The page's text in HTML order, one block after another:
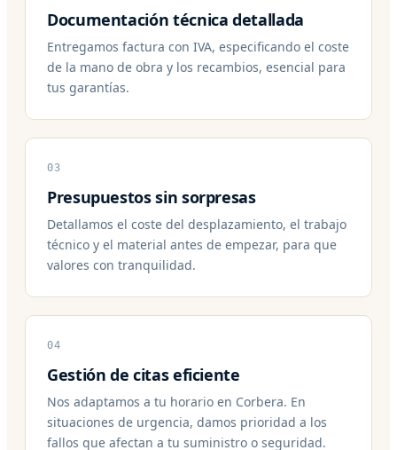
Documentación técnica detallada
Entregamos factura con IVA, especificando el coste
de la mano de obra y los recambios, esencial para
tus garantías.
03
Presupuestos sin sorpresas
Detallamos el coste del desplazamiento, el trabajo
técnico y el material antes de empezar, para que
valores con tranquilidad.
04
Gestión de citas eficiente
Nos adaptamos a tu horario en Corbera. En
situaciones de urgencia, damos prioridad a los
fallos que afectan a tu suministro o seguridad.